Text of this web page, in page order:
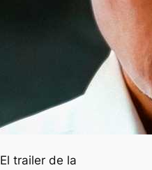
El trailer de la